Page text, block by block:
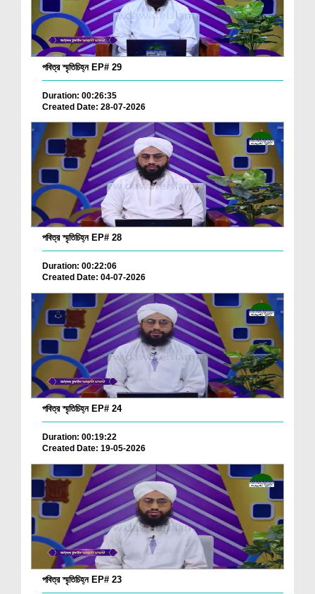
পবিত্র স্মৃতিচিহ্ন EP# 29
Duration: 00:26:35
Created Date: 28-07-2026
পবিত্র স্মৃতিচিহ্ন EP# 28
Duration: 00:22:06
Created Date: 04-07-2026
পবিত্র স্মৃতিচিহ্ন EP# 24
Duration: 00:19:22
Created Date: 19-05-2026
পবিত্র স্মৃতিচিহ্ন EP# 23